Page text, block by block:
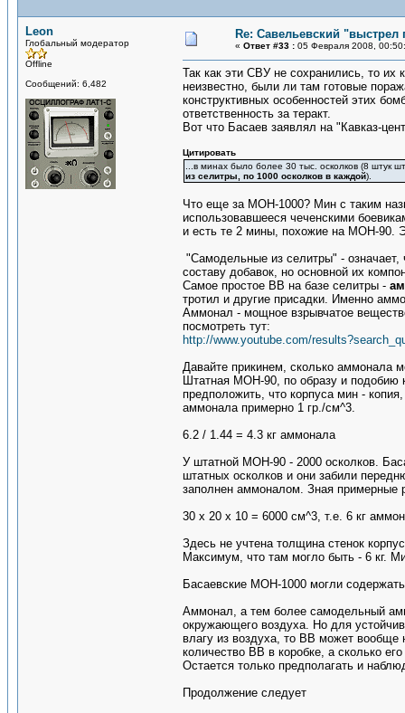
Leon
Глобальный модератор
Offline
Сообщений: 6,482
Re: Савельевский "выстрел
« Ответ #33 : 05 Февраля 2008,
Так как эти СВУ не сохранились, то их
неизвестно, были ли там готовые
конструктивных особенностей этих
ответственность за теракт.
Вот что Басаев заявлял на "Кавказ-
Цитировать
...в минах было более 30 тыс. осколков (8 штук
из селитры, по 1000 осколков в каждой).
Что еще за МОН-1000? Мин с таким
использовавшееся чеченскими
и есть те 2 мины, похожие на МОН-90.
"Самодельные из селитры" -
составу добавок, но основной их
Самое простое ВВ на базе селитры -
тротил и другие присадки. Именно
Аммонал - мощное взрывчатое
посмотреть тут:
http://www.youtube.com/
Давайте прикинем, сколько аммонала
Штатная МОН-90, по образу и подобию
предположить, что корпуса мин -
аммонала примерно 1 гр./см^3.
6.2 / 1.44 = 4.3 кг аммонала
У штатной МОН-90 - 2000 осколков.
штатных осколков и они забили
заполнен аммоналом. Зная примерные
30 х 20 х 10 = 6000 см^3, т.е. 6 кг
Здесь не учтена толщина стенок
Максимум, что там могло быть - 6 кг.
Басаевские МОН-1000 могли
Аммонал, а тем более самодельный
окружающего воздуха. Но для
влагу из воздуха, то ВВ может вообще
количество ВВ в коробке, а сколько
Остается только предполагать и
Продолжение следует